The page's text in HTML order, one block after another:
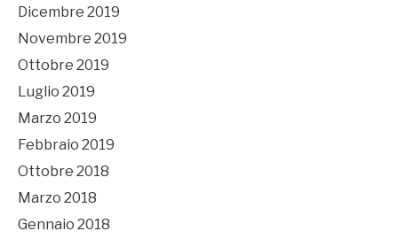
Dicembre 2019
Novembre 2019
Ottobre 2019
Luglio 2019
Marzo 2019
Febbraio 2019
Ottobre 2018
Marzo 2018
Gennaio 2018